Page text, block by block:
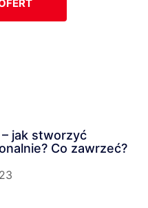
jak stworzyć
Co zawrzeć?